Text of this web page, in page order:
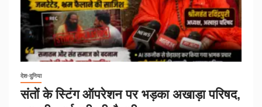
देश-दुनिया
संतों के स्टिंग ऑपरेशन पर भड़का अखाड़ा परिषद,